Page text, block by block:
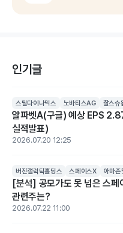
인기글
스틸다이나믹스 노바티스AG 찰스슈
알파벳A(구글) 예상 EPS
실적발표)
2026.07.20 12:25
버진갤럭틱홀딩스 스페이스X 아마존
[분석] 공모가도 못 넘은 스페
관련주는?
2026.07.22 11:00